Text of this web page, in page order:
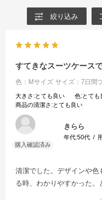
絞り込み
すてきなスーツケース
色：Mサイズ サイズ：7日間
大きさ :とても良い 色:とても
商品の清潔さ :とても良い
きらら
年代:50代
清潔でした。デザインや色
る時、わかりやすかった。